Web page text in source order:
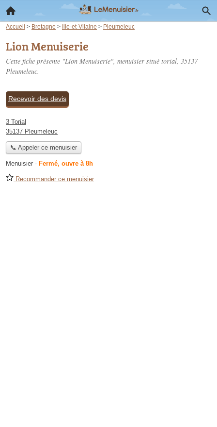
Accueil > Bretagne > Ille-et-Vilaine > Pleumeleuc
Lion Menuiserie
Cette fiche présente "Lion Menuiserie", menuisier situé torial, 35137
Pleumeleuc.
Recevoir des devis
3 Torial
35137 Pleumeleuc
📞 Appeler ce menuisier
Menuisier - Fermé, ouvre à 8h
Recommander ce menuisier